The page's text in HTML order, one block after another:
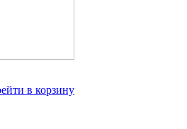
в корзину